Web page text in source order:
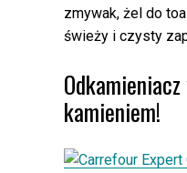
zmywak, żel do
świeży i czysty
kamieniem!